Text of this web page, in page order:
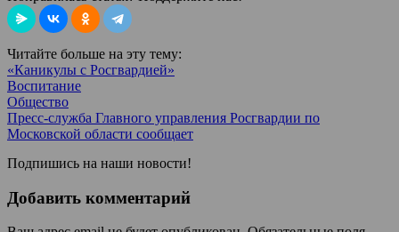
Читайте больше на эту тему:
«Каникулы с Росгвардией»
Воспитание
Общество
Пресс-служба Главного управления Росгвардии по
Московской области сообщает
Подпишись на наши новости!
Добавить комментарий